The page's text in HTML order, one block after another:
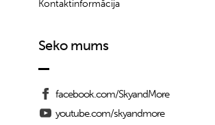
Kontaktinformācija
Seko mums
facebook.com/SkyandMore
youtube.com/skyandmore